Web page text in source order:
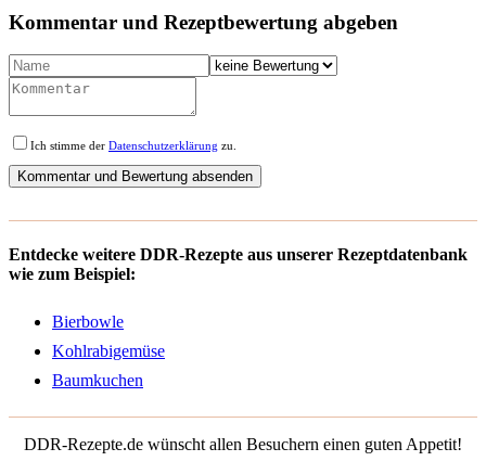
Kommentar und Rezeptbewertung abgeben
Ich stimme der Datenschutzerklärung zu.
Entdecke weitere DDR-Rezepte aus unserer Rezeptdatenbank
wie zum Beispiel:
Bierbowle
Kohlrabigemüse
Baumkuchen
DDR-Rezepte.de wünscht allen Besuchern einen guten Appetit!